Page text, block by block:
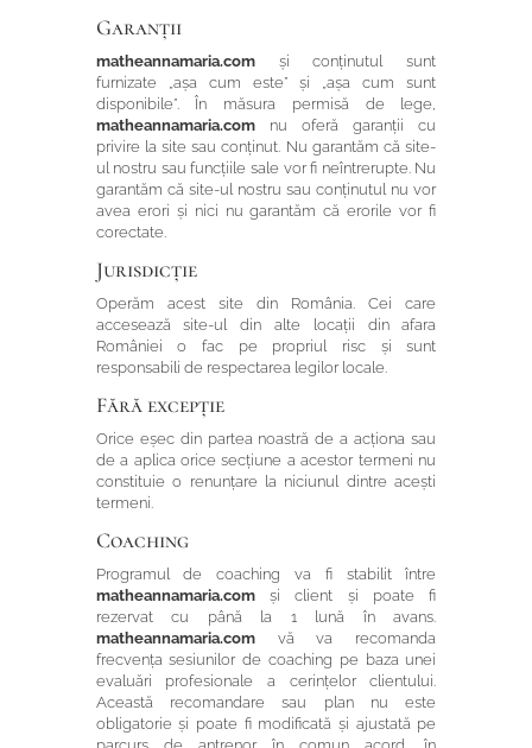
Garanții
matheannamaria.comși conținutul sunt
furnizate „așa cum este” și „așa cum sunt
disponibile”. În măsura permisă de lege,
matheannamaria.comnu oferă garanții cu
privire la site sau conținut. Nu garantăm că site-
ul nostru sau funcțiile sale vor fi neîntrerupte. Nu
garantăm că site-ul nostru sau conținutul nu vor
avea erori și nici nu garantăm că erorile vor fi
corectate.
Jurisdicție
Operăm acest site din România. Cei care
accesează site-ul din alte locații din afara
României o fac pe propriul risc și sunt
responsabili de respectarea legilor locale.
Fără excepție
Orice eșec din partea noastră de a acționa sau
de a aplica orice secțiune a acestor termeni nu
constituie o renunțare la niciunul dintre acești
termeni.
Coaching
Programul de coaching va fi stabilit între
matheannamaria.comși client și poate fi
rezervat cu până la 1 lună în avans.
matheannamaria.comvă va recomanda
frecvența sesiunilor de coaching pe baza unei
evaluări profesionale a cerințelor clientului.
Această recomandare sau plan nu este
obligatorie și poate fi modificată și ajustată pe